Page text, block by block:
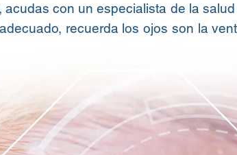
acudas con un especialista de la
recuerda los ojos son la